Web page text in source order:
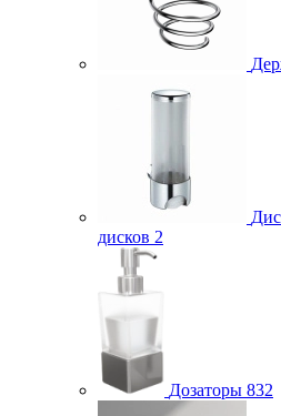
дисков 2
Дозаторы 832